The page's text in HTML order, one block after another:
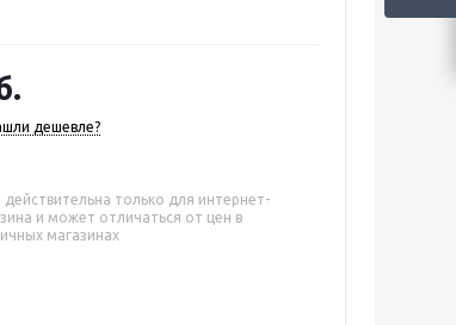
дешевле?
действительна только для интернет-
и может отличаться от цен в
магазинах